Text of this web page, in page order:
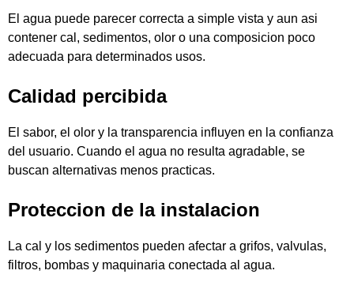
El agua puede parecer correcta a simple vista y aun asi
contener cal, sedimentos, olor o una composicion poco
adecuada para determinados usos.
Calidad percibida
El sabor, el olor y la transparencia influyen en la confianza
del usuario. Cuando el agua no resulta agradable, se
buscan alternativas menos practicas.
Proteccion de la instalacion
La cal y los sedimentos pueden afectar a grifos, valvulas,
filtros, bombas y maquinaria conectada al agua.